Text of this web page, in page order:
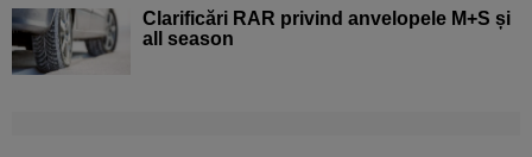
Clarificări RAR privind anvelopele M+S și
all season